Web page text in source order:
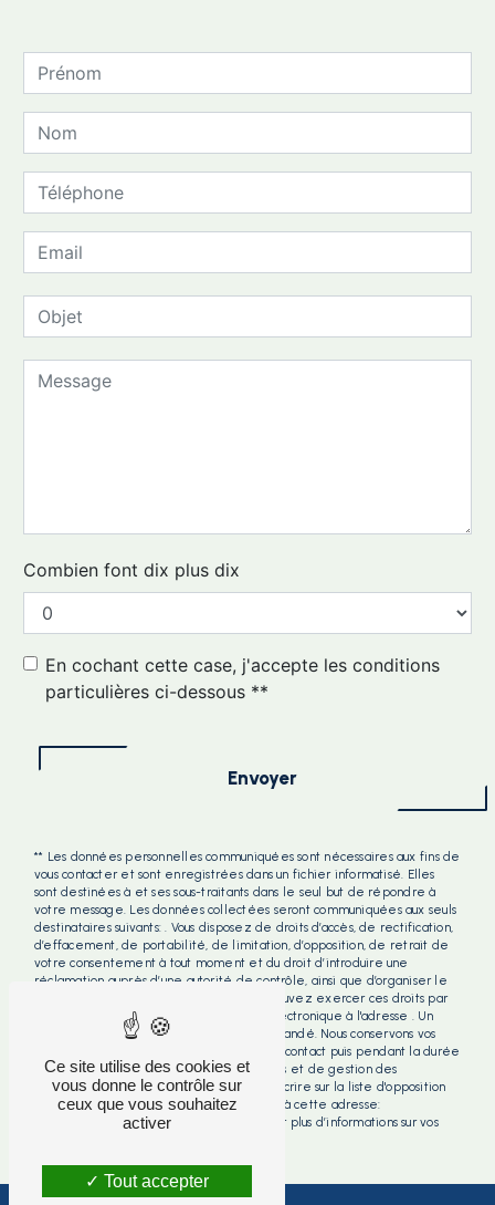
Combien font dix plus dix
En cochant cette case, j'accepte les conditions
particulières ci-dessous **
Envoyer
** Les données personnelles communiquées sont nécessaires aux fins de
vous contacter et sont enregistrées dans un fichier informatisé. Elles
sont destinées à et ses sous-traitants dans le seul but de répondre à
votre message. Les données collectées seront communiquées aux seuls
destinataires suivants: . Vous disposez de droits d’accès, de rectification,
d’effacement, de portabilité, de limitation, d’opposition, de retrait de
votre consentement à tout moment et du droit d’introduire une
réclamation auprès d’une autorité de contrôle, ainsi que d’organiser le
sort de vos données post-mortem. Vous pouvez exercer ces droits par
voie postale à l'adresse ou par courrier électronique à l'adresse . Un
justificatif d'identité pourra vous être demandé. Nous conservons vos
données pendant la période de prise de contact puis pendant la durée
de prescription légale aux fins probatoires et de gestion des
contentieux. Vous avez le droit de vous inscrire sur la liste d'opposition
au démarchage téléphonique, disponible à cette adresse:
. Consultez le site cnil.fr pour plus d’informations sur vos
Ce site utilise des cookies et
vous donne le contrôle sur
ceux que vous souhaitez
activer
Tout accepter